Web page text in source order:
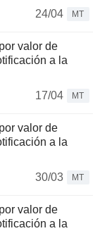
24/04
MT
valor de
a la
17/04
MT
valor de
a la
30/03
MT
valor de
a la